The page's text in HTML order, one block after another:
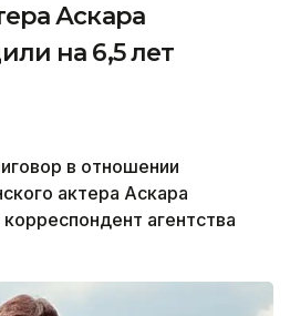
Аскара
на 6,5 лет
в отношении
актера Аскара
агентства